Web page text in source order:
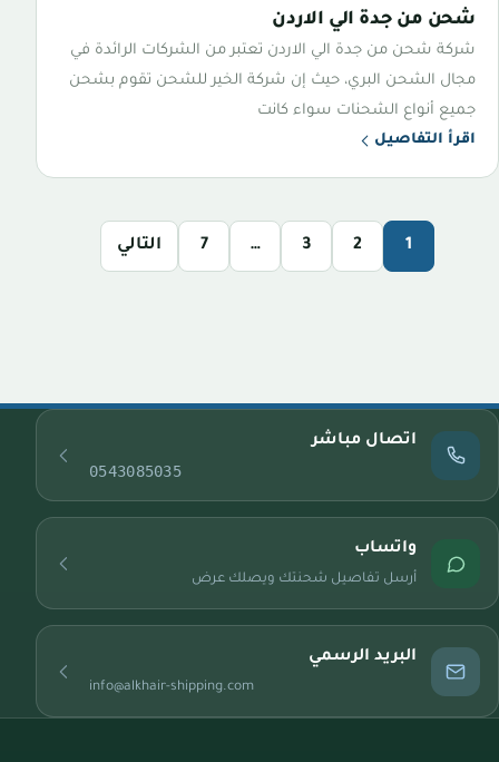
شحن من جدة الي الاردن
شركة شحن من جدة الي الاردن تعتبر من الشركات الرائدة في
مجال الشحن البري، حيث إن شركة الخير للشحن تقوم بشحن
جميع أنواع الشحنات سواء كانت
اقرأ التفاصيل
1
2
3
…
7 التالي
اتصال مباشر
0543085035
واتساب
أرسل تفاصيل شحنتك ويصلك عرض
البريد الرسمي
info@alkhair-shipping.com